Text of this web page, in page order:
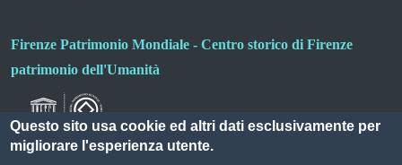
Firenze Patrimonio Mondiale - Centro storico di Firenze
patrimonio dell'Umanità
Questo sito usa cookie ed altri dati esclusivamente per
migliorare l'esperienza utente.